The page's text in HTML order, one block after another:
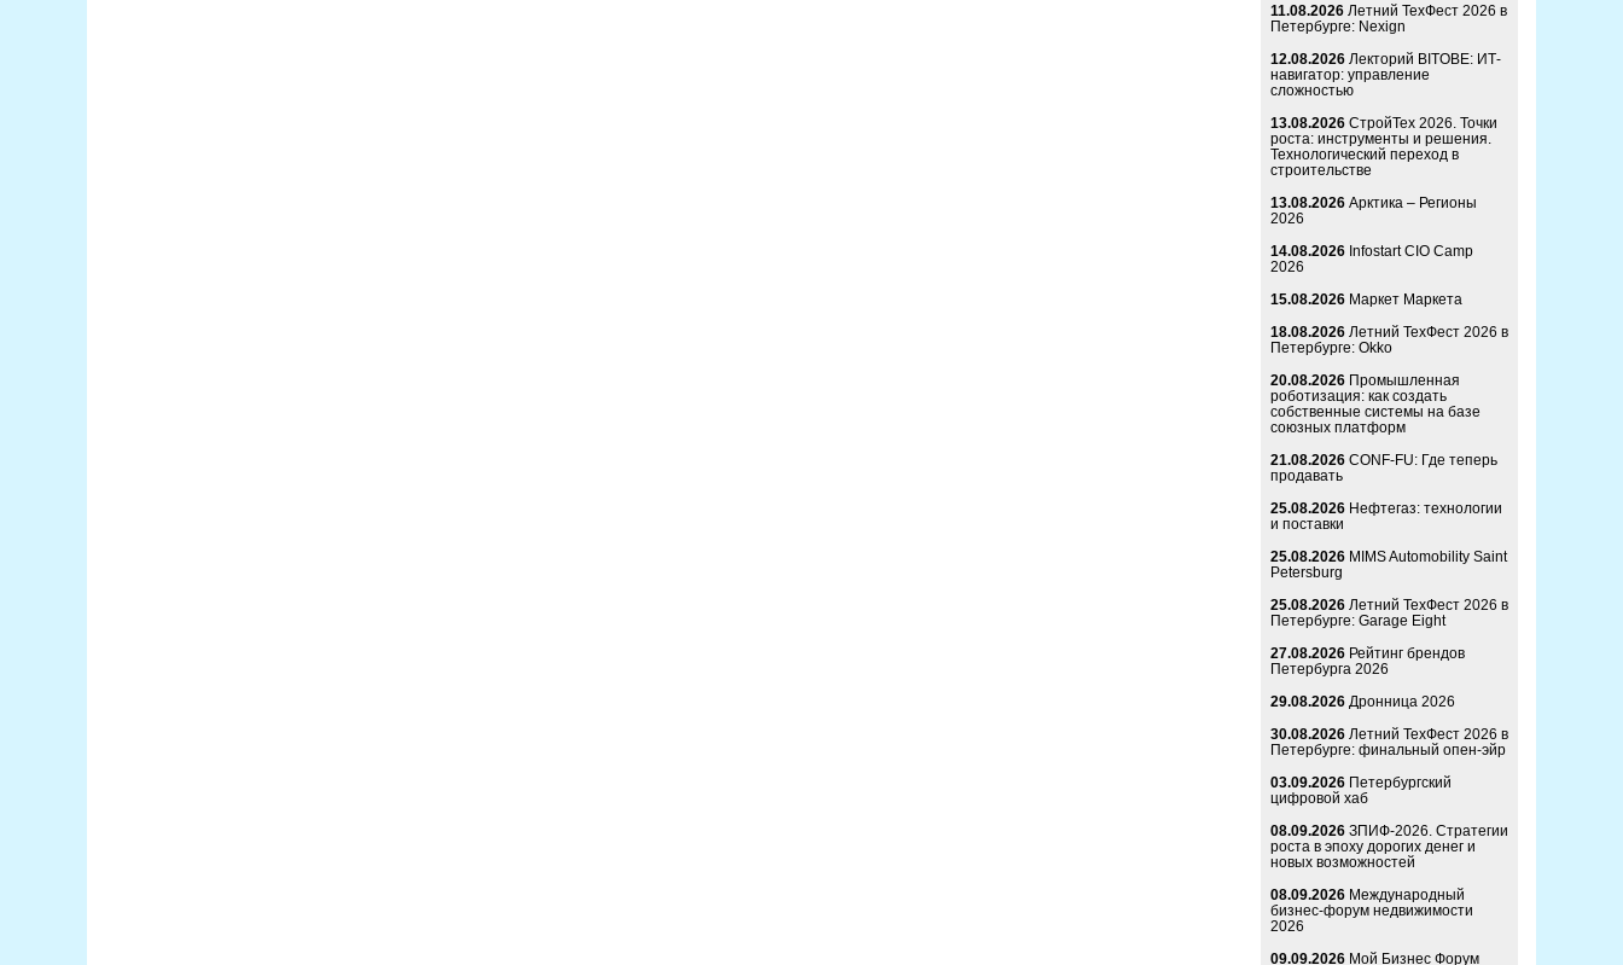
11.08.2026 Летний ТехФест 2026 в
Петербурге: Nexign
12.08.2026 Лекторий BITOBE: ИТ-
навигатор: управление
сложностью
13.08.2026 СтройТех 2026. Точки
роста: инструменты и решения.
Технологический переход в
строительстве
13.08.2026 Арктика – Регионы
2026
14.08.2026 Infostart CIO Camp
2026
15.08.2026 Маркет Маркета
18.08.2026 Летний ТехФест 2026 в
Петербурге: Okko
20.08.2026 Промышленная
роботизация: как создать
собственные системы на базе
союзных платформ
21.08.2026 CONF-FU: Где теперь
продавать
25.08.2026 Нефтегаз: технологии
и поставки
25.08.2026 MIMS Automobility Saint
Petersburg
25.08.2026 Летний ТехФест 2026 в
Петербурге: Garage Eight
27.08.2026 Рейтинг брендов
Петербурга 2026
29.08.2026 Дронница 2026
30.08.2026 Летний ТехФест 2026 в
Петербурге: финальный опен-эйр
03.09.2026 Петербургский
цифровой хаб
08.09.2026 ЗПИФ-2026. Стратегии
роста в эпоху дорогих денег и
новых возможностей
08.09.2026 Международный
бизнес-форум недвижимости
2026
09.09.2026 Мой Бизнес Форум